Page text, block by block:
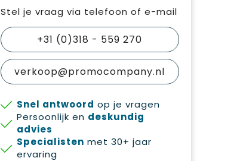
Stel je vraag via telefoon of e-mail
+31 (0)318 - 559 270
verkoop@promocompany.nl
Snel antwoord op je vragen
Persoonlijk en deskundig
advies
Specialisten met 30+ jaar
ervaring